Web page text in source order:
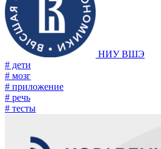
НИУ ВШЭ
# дети
# мозг
# приложение
# речь
# тесты